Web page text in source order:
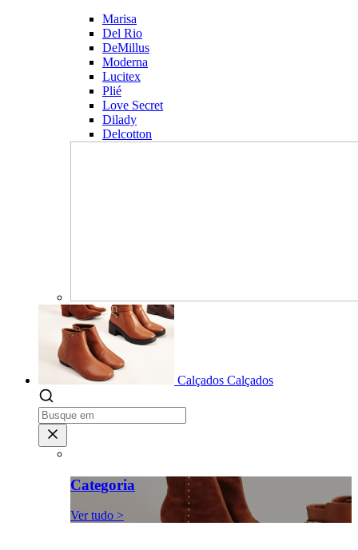
Marisa
Del Rio
DeMillus
Moderna
Lucitex
Plié
Love Secret
Dilady
Delcotton
Calçados Calçados
Categoria
Ver tudo >